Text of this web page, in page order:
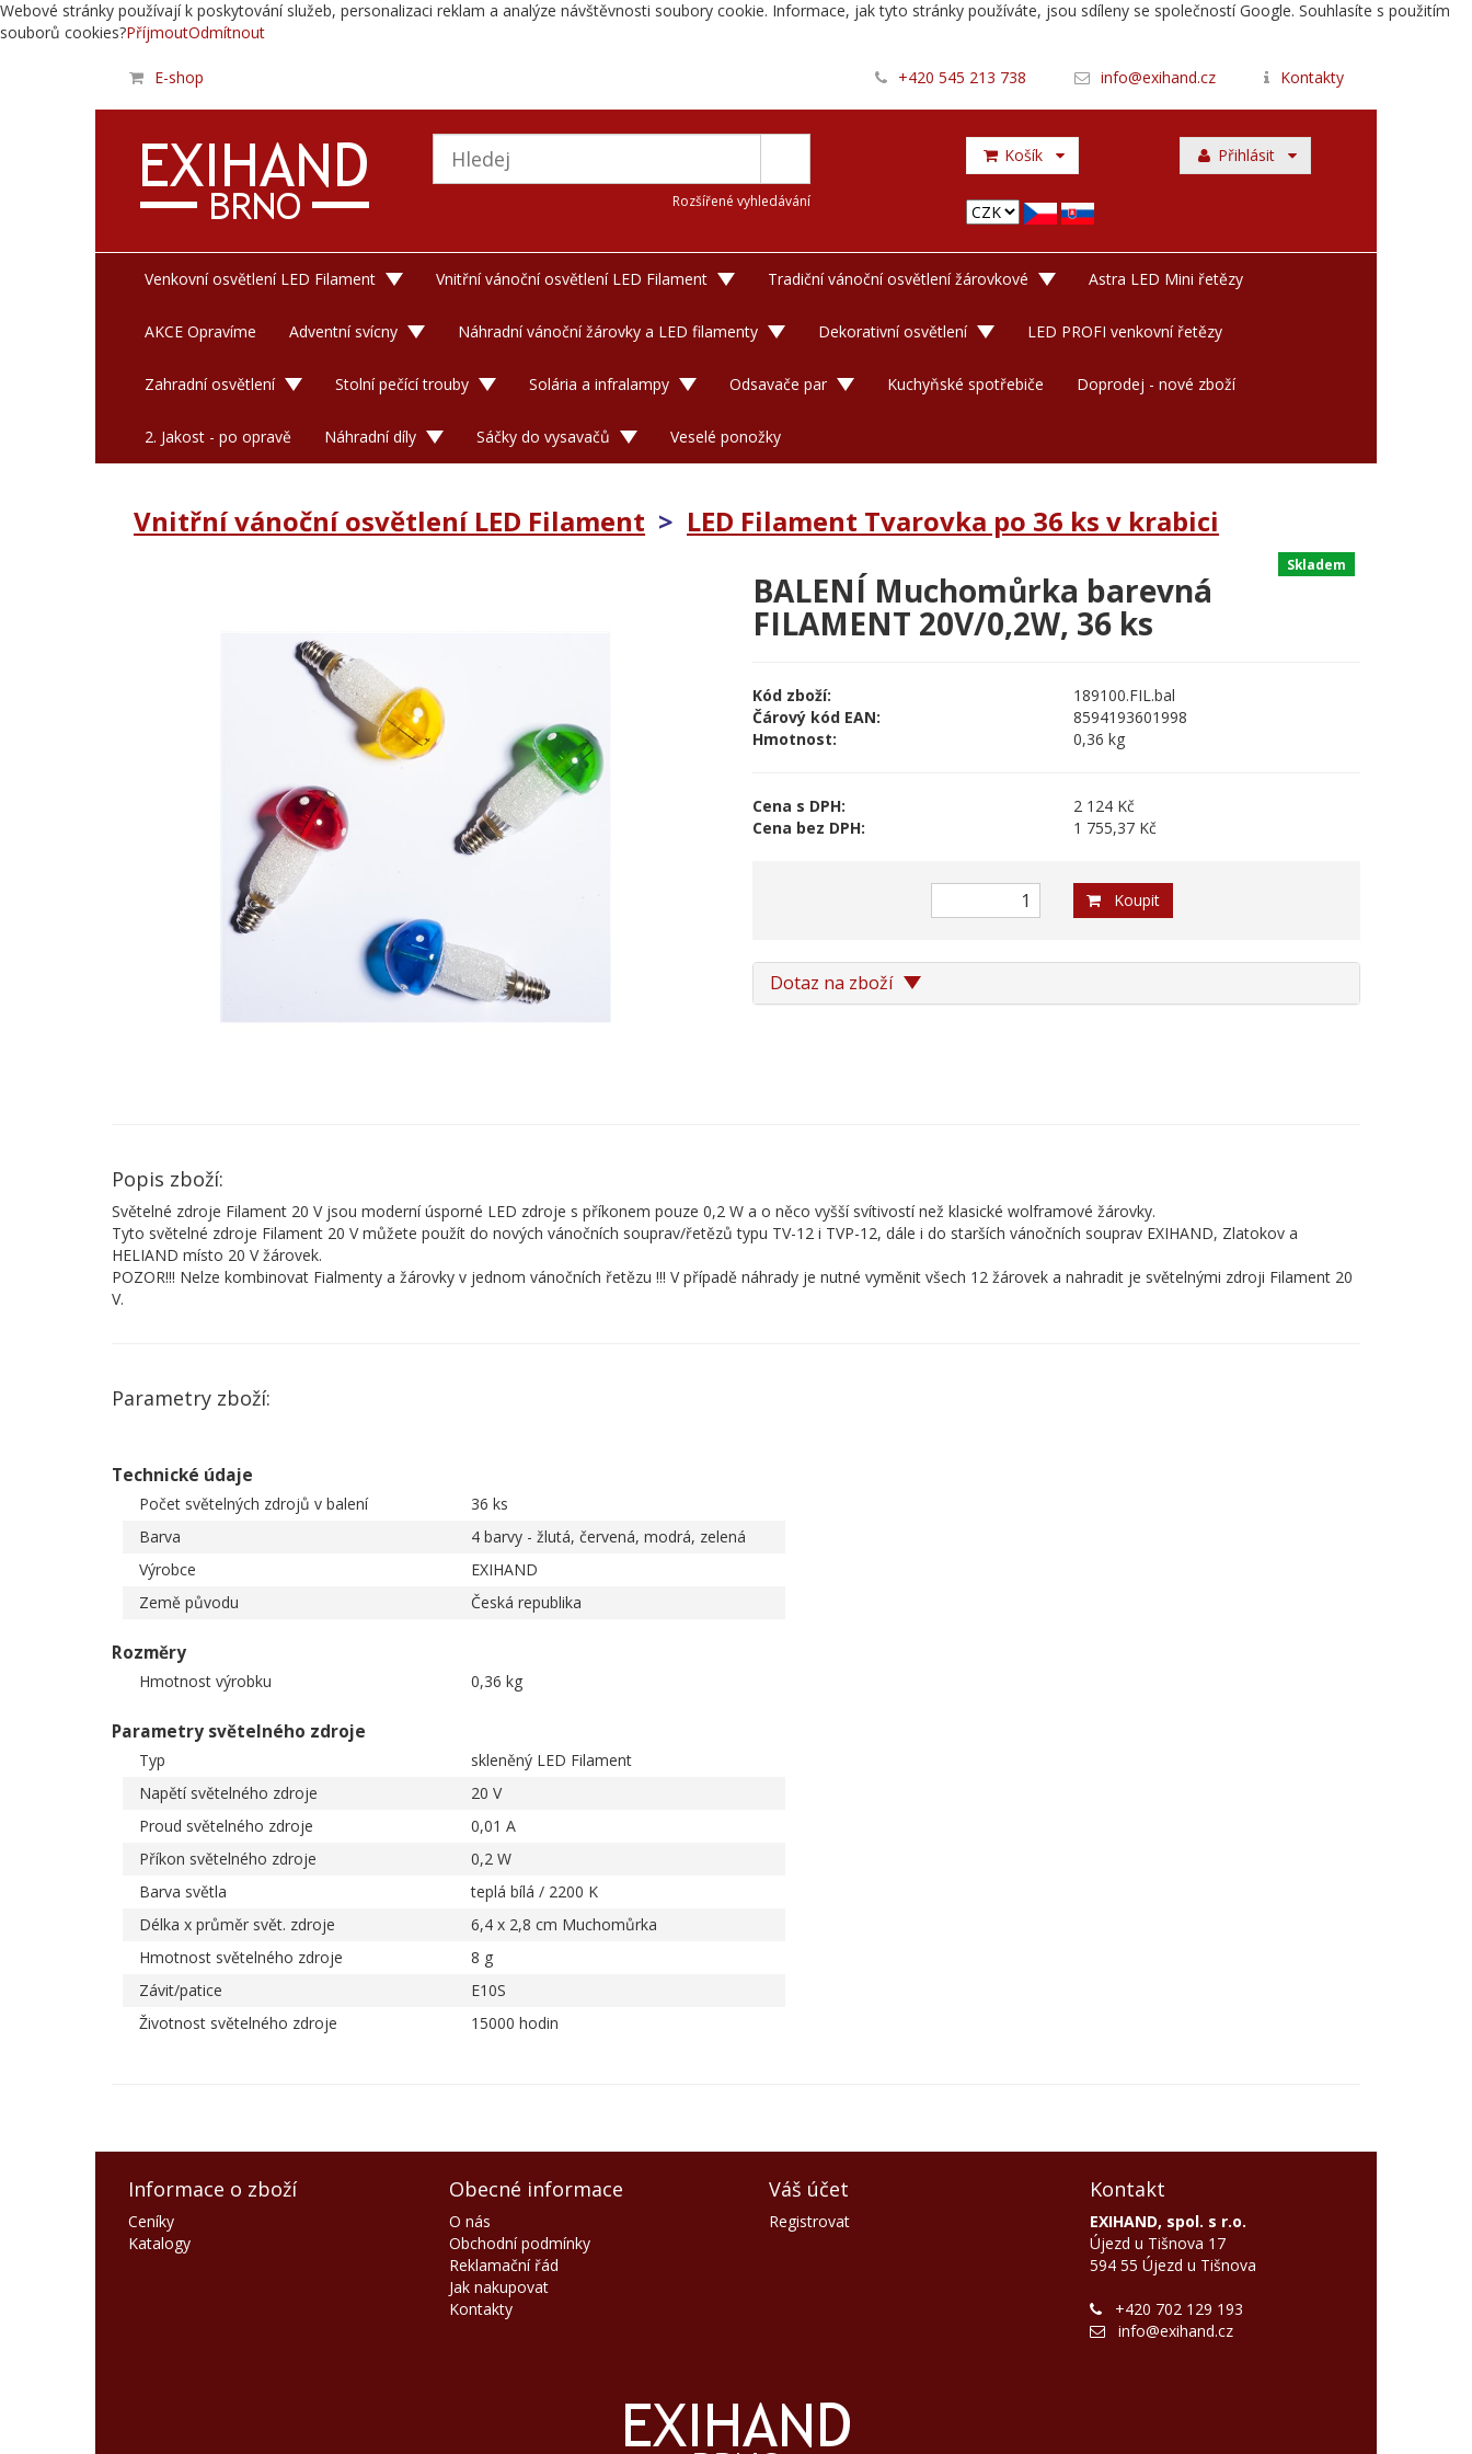
Webové stránky používají k poskytování služeb, personalizaci reklam a analýze návštěvnosti soubory cookie. Informace, jak tyto stránky používáte, jsou sdíleny se společností Google. Souhlasíte s použitím
souborů cookies?PříjmoutOdmítnout
E-shop +420 545 213 738 info@exihand.cz Kontakty
Rozšířené vyhledávání
Košík Přihlásit
Venkovní osvětlení LED Filament Vnitřní vánoční osvětlení LED Filament Tradiční vánoční osvětlení žárovkové Astra LED Mini řetězy
AKCE Opravíme Adventní svícny Náhradní vánoční žárovky a LED filamenty Dekorativní osvětlení LED PROFI venkovní řetězy
Zahradní osvětlení Stolní pečící trouby Solária a infralampy Odsavače par Kuchyňské spotřebiče Doprodej - nové zboží
2. Jakost - po opravě Náhradní díly Sáčky do vysavačů Veselé ponožky
Vnitřní vánoční osvětlení LED Filament > LED Filament Tvarovka po 36 ks v krabici
Skladem
BALENÍ Muchomůrka barevná
FILAMENT 20V/0,2W, 36 ks
Kód zboží:
189100.FIL.bal
Čárový kód EAN:
8594193601998
Hmotnost:
0,36 kg
Cena s DPH:
2 124 Kč
Cena bez DPH:
1 755,37 Kč
Koupit
Dotaz na zboží
Popis zboží:
Světelné zdroje Filament 20 V jsou moderní úsporné LED zdroje s příkonem pouze 0,2 W a o něco vyšší svítivostí než klasické wolframové žárovky.
Tyto světelné zdroje Filament 20 V můžete použít do nových vánočních souprav/řetězů typu TV-12 i TVP-12, dále i do starších vánočních souprav EXIHAND, Zlatokov a
HELIAND místo 20 V žárovek.
POZOR!!! Nelze kombinovat Fialmenty a žárovky v jednom vánočních řetězu !!! V případě náhrady je nutné vyměnit všech 12 žárovek a nahradit je světelnými zdroji Filament 20
V.
Parametry zboží:
Technické údaje
Počet světelných zdrojů v balení
36 ks
Barva
4 barvy - žlutá, červená, modrá, zelená
Výrobce
EXIHAND
Země původu
Česká republika
Rozměry
Hmotnost výrobku 0,36 kg
Parametry světelného zdroje
Typ
skleněný LED Filament
Napětí světelného zdroje
20 V
Proud světelného zdroje
0,01 A
Příkon světelného zdroje
0,2 W
Barva světla
teplá bílá / 2200 K
Délka x průměr svět. zdroje
6,4 x 2,8 cm Muchomůrka
Hmotnost světelného zdroje
8 g
Závit/patice
E10S
Životnost světelného zdroje
15000 hodin
Informace o zboží
Ceníky
Katalogy
Obecné informace
O nás
Obchodní podmínky
Reklamační řád
Jak nakupovat
Kontakty
Váš účet
Registrovat
Kontakt
EXIHAND, spol. s r.o.
Újezd u Tišnova 17
594 55 Újezd u Tišnova
+420 702 129 193
info@exihand.cz